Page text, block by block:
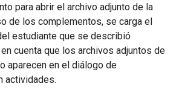
para abrir el archivo adjunto de la
de los complementos, se carga el
estudiante que se describió
cuenta que los archivos adjuntos de
aparecen en el diálogo de
actividades.